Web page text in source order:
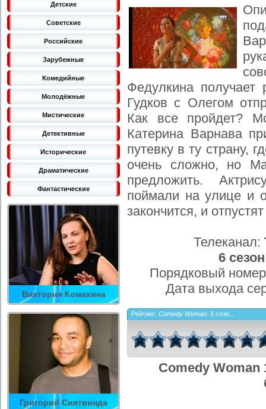
Детские
Советские
Российские
Зарубежные
Комедийные
Молодёжные
Мистические
Детективные
Исторические
Драматические
Фантастические
Виктория Комахина
Григорий Сиятвинда
Федулкина получает
Гудков с Олегом
Как все пройдет?
Катерина Варнава
путевку в ту страну,
очень сложно, но
предложить.
поймали на улице и
закончится, и
Телеканал:
6 сезон
Порядковый
Дата выхода
Рейтинг: Comedy Woman: 6 сезо...
Comedy Woman